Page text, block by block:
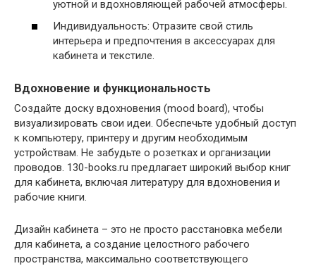
уютной и вдохновляющей рабочей атмосферы.
Индивидуальность: Отразите свой стиль
интерьера и предпочтения в аксессуарах для
кабинета и текстиле.
Вдохновение и функциональность
Создайте доску вдохновения (mood board), чтобы
визуализировать свои идеи. Обеспечьте удобный доступ
к компьютеру, принтеру и другим необходимым
устройствам. Не забудьте о розетках и организации
проводов. 130-books.ru предлагает широкий выбор книг
для кабинета, включая литературу для вдохновения и
рабочие книги.
Дизайн кабинета – это не просто расстановка мебели
для кабинета, а создание целостного рабочего
пространства, максимально соответствующего